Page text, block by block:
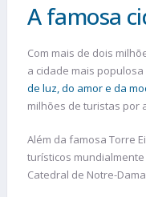
A famosa
Com mais de dois
a cidade mais populosa
de luz, do amor e da
milhões de turistas por
Além da famosa Torre
turísticos
Catedral de Notre-